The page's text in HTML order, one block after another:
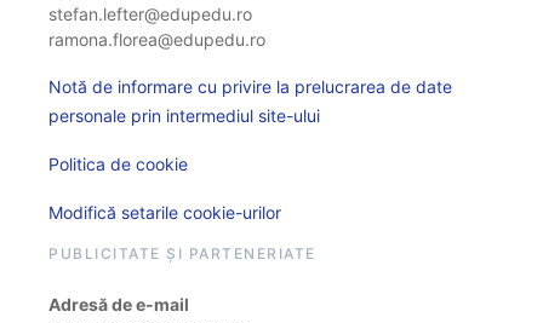
stefan.lefter@edupedu.ro
ramona.florea@edupedu.ro
Notă de informare cu privire la prelucrarea de date
personale prin intermediul site-ului
Politica de cookie
Modifică setarile cookie-urilor
PUBLICITATE ȘI PARTENERIATE
Adresă de e-mail